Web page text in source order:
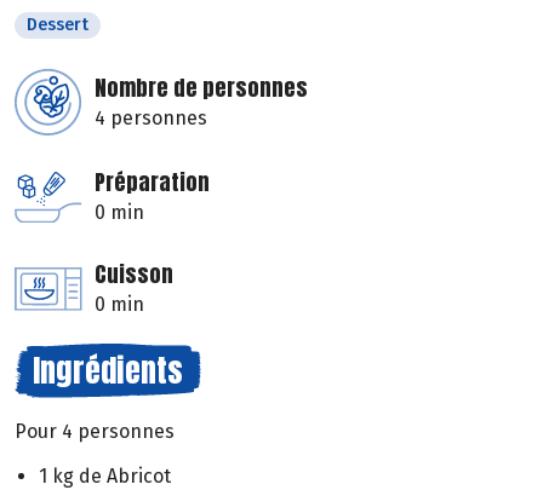
Dessert
Nombre de personnes
4 personnes
Préparation
0 min
Cuisson
0 min
Ingrédients
Pour 4 personnes
1 kg de Abricot